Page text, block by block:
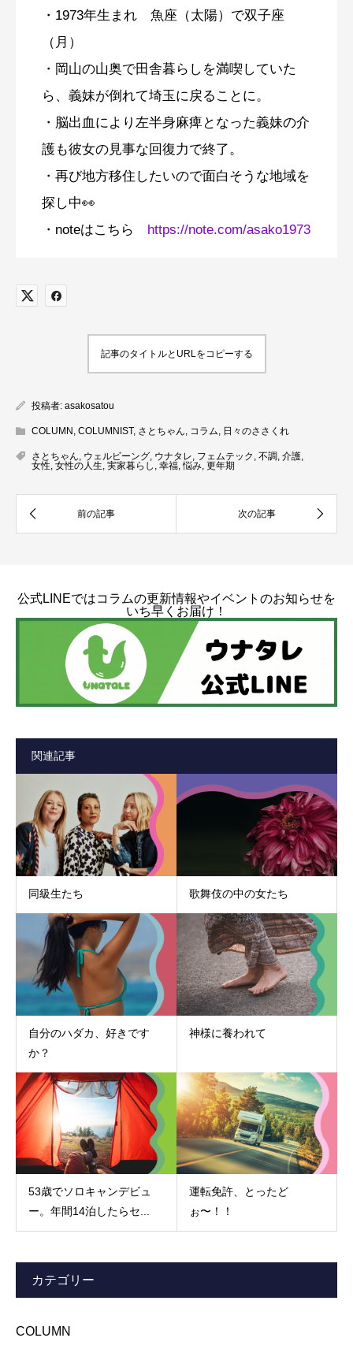
・1973年生まれ 魚座（太陽）で双子座
（月）
・岡山の山奥で田舎暮らしを満喫していた
ら、義妹が倒れて埼玉に戻ることに。
・脳出血により左半身麻痺となった義妹の介
護も彼女の見事な回復力で終了。
・再び地方移住したいので面白そうな地域を
探し中👀
・noteはこちら https://note.com/asako1973
記事のタイトルとURLをコピーする
投稿者: asakosatou
COLUMN , COLUMNIST, さとちゃん, コラム, 日々のささくれ
さとちゃん, ウェルビーング, ウナタレ, フェムテック , 不調 , 介護,
女性, 女性の人生, 実家暮らし , 幸福,悩み, 更年期
公式LINEではコラムの更新情報やイベントのお知らせを
いち早くお届け！
関連記事
同級生たち 歌舞伎の中の女たち
自分のハダカ、好きです
か？
神様に養われて
53歳でソロキャンデビュ
ー。年間14泊したらセ...
運転免許、とったど
ぉ〜！！
カテゴリー
COLUMN